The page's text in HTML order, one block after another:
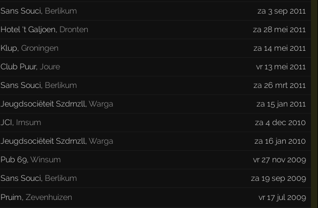
Sans Souci, Berlikum
za 3 sep 2011
Hotel 't Galjoen, Dronten
za 28 mei 2011
Klup,Groningen
za 14 mei 2011
Club Puur,Joure
vr 13 mei 2011
Sans Souci, Berlikum
za 26 mrt 2011
Jeugdsociëteit Szdrnzll,Warga
za 15 jan 2011
JCI, Irnsum
za 4 dec 2010
Jeugdsociëteit Szdrnzll,Warga
za 16 jan 2010
Pub 69,Winsum
vr 27 nov 2009
Sans Souci, Berlikum
za 19 sep 2009
Pruim,Zevenhuizen vr 17 jul 2009